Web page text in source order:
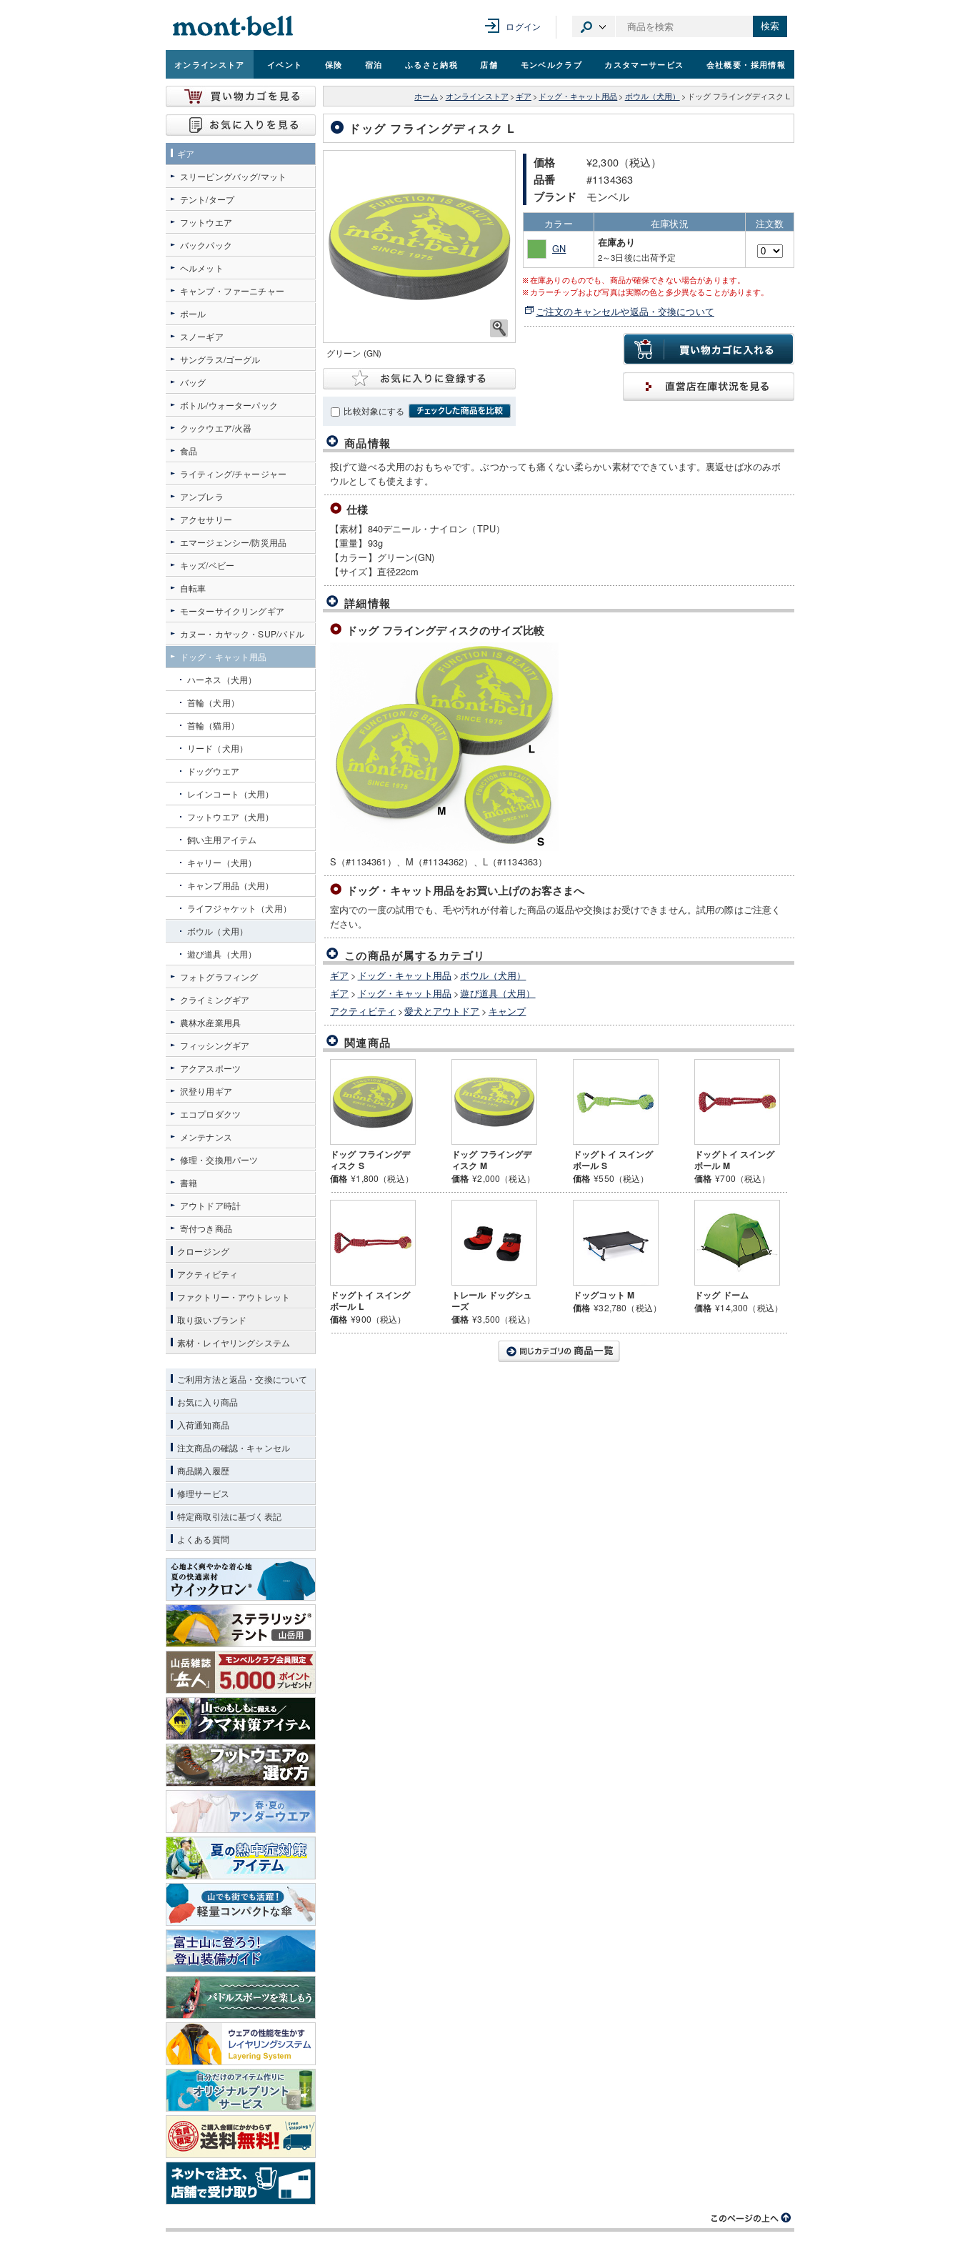
ログイン 検索
オンラインストア イベント 保険 宿泊 ふるさと納税 店舗 モンベルクラブ カスタマーサービス 会社概要 ・採用情報
ホーム > オンラインストア > ギア > ドッグ・キャット用品 > ボウル（犬用） > ドッグ フライングディスク L
ドッグ フライングディスク L
グリーン (GN)
比較対象にする
価格 ¥2,300（税込）
品番 #1134363
ブランド モンベル
カラー 在庫状況
注文数
GN
在庫あり
2～3日後に出荷予定
在庫ありのものでも、商品が確保できない場合があります。
カラーチップおよび写真は実際の色と多少異なることがあります。
ご注文のキャンセルや返品・交換について
商品情報
投げて遊べる犬用のおもちゃです。ぶつかっても痛くない柔らかい素材でできています。裏返せば水のみボ
ウルとしても使えます。
仕様
【素材】840デニール・ナイロン（TPU）
【重量】93g
【カラー】グリーン(GN)
【サイズ】直径22cm
詳細情報
ドッグ フライングディスクのサイズ比較
S（#1134361）、M（#1134362）、L（#1134363）
ドッグ・キャット用品をお買い上げのお客さまへ
室内での一度の試用でも、毛や汚れが付着した商品の返品や交換はお受けできません。試用の際はご注意く
ださい。
この商品が属するカテゴリ
ギア > ドッグ・キャット用品 > ボウル（犬用）
ギア > ドッグ・キャット用品 >遊び道具（犬用）
アクティビティ >愛犬とアウトドア > キャンプ
関連商品
ドッグ フライングデ
ィスク S
価格 ¥1,800（税込）
ドッグ フライングデ
ィスク M
価格 ¥2,000（税込）
ドッグトイ スイング
ボール S
価格 ¥550（税込）
ドッグトイ スイング
ボール M
価格 ¥700（税込）
ドッグトイ スイング
ボール L
価格 ¥900（税込）
トレール ドッグシュ
ーズ
価格 ¥3,500（税込）
ドッグコット M
価格 ¥32,780（税込）
ドッグ ドーム
価格 ¥14,300（税込）
ギア
スリーピングバッグ/マット
テント/タープ
フットウエア
バックパック
ヘルメット
キャンプ・ファーニチャー
ポール
スノーギア
サングラス/ゴーグル
バッグ
ボトル/ウォーターパック
クックウエア/火器
食品
ライティング/チャージャー
アンブレラ
アクセサリー
エマージェンシー/防災用品
キッズ/ベビー
自転車
モーターサイクリングギア
カヌー・カヤック・SUP/パドル
ドッグ・キャット用品
ハーネス（犬用）
首輪（犬用）
首輪（猫用）
リード（犬用）
ドッグウエア
レインコート（犬用）
フットウエア（犬用）
飼い主用アイテム
キャリー（犬用）
キャンプ用品（犬用）
ライフジャケット（犬用）
ボウル（犬用）
遊び道具（犬用）
フォトグラフィング
クライミングギア
農林水産業用具
フィッシングギア
アクアスポーツ
沢登り用ギア
エコプロダクツ
メンテナンス
修理・交換用パーツ
書籍
アウトドア時計
寄付つき商品
クロージング
アクティビティ
ファクトリー・アウトレット
取り扱いブランド
素材・レイヤリングシステム
ご利用方法と返品・交換について
お気に入り商品
入荷通知商品
注文商品の確認・キャンセル
商品購入履歴
修理サービス
特定商取引法に基づく表記
よくある質問